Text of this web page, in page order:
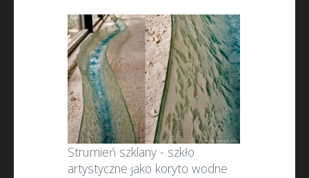
Strumień szklany - szkło
artystyczne jako koryto wodne